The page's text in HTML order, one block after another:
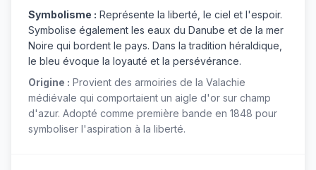
Symbolisme : Représente la liberté, le ciel et l'espoir.
Symbolise également les eaux du Danube et de la mer
Noire qui bordent le pays. Dans la tradition héraldique,
le bleu évoque la loyauté et la persévérance.
Origine : Provient des armoiries de la Valachie
médiévale qui comportaient un aigle d'or sur champ
d'azur. Adopté comme première bande en 1848 pour
symboliser l'aspiration à la liberté.